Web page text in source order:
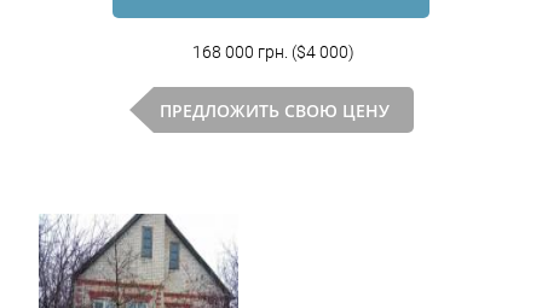
168 000 грн. ($4 000)
ПРЕДЛОЖИТЬ СВОЮ ЦЕНУ